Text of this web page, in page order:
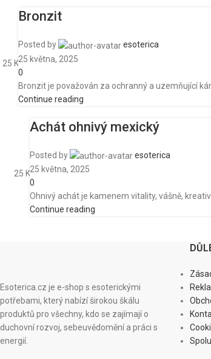
25 Kvě
Bronzit
Posted by
esoterica
25 května, 2025
0
Bronzit je považován za ochranný a uzemňující
Continue reading
25 Kvě
Achát ohnivý mexický
Posted by
esoterica
25 května, 2025
0
Ohnivý achát je kamenem vitality, vášně,
Continue reading
Esoterica.cz je e-shop s esoterickými
potřebami, který nabízí širokou škálu
produktů pro všechny, kdo se zajímají o
duchovní rozvoj, sebeuvědomění a práci s
energií.